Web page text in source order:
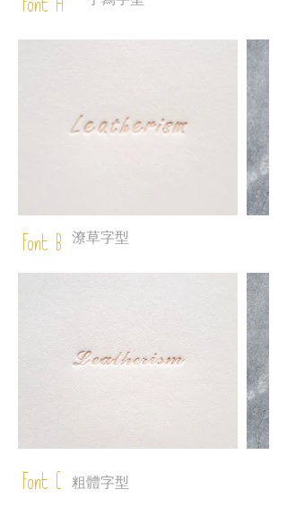
Font A
Font B 潦草字型
Font C 粗體字型